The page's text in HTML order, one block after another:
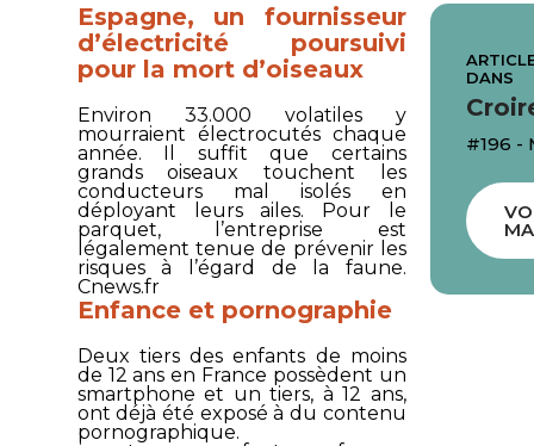
Espagne, un fournisseur
d’électricité poursuivi
pour la mort d’oiseaux
Environ 33.000 volatiles y
mourraient électrocutés chaque
année. Il suffit que certains
grands oiseaux touchent les
conducteurs mal isolés en
déployant leurs ailes. Pour le
parquet, l’entreprise est
légalement tenue de prévenir les
risques à l’égard de la faune.
Cnews.fr
Enfance et pornographie
Deux tiers des enfants de moins
de 12 ans en France possèdent un
smartphone et un tiers, à 12 ans,
ont déjà été exposé à du contenu
pornographique.
DANS
#196 -